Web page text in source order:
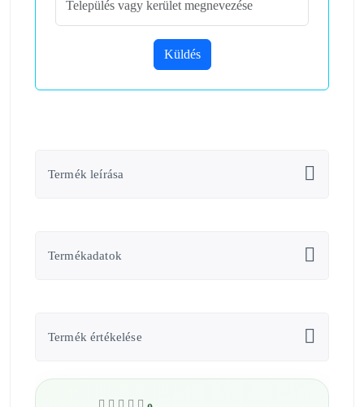
Küldés
Termék leírása
Termékadatok
Termék értékelése